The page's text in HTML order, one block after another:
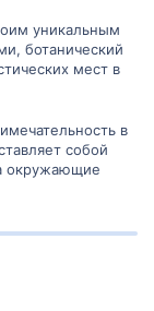
уникальным
ботанический
мест в
в
собой
окружающие